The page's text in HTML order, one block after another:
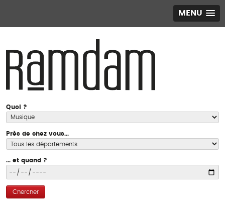
MENU
Quoi ?
Près de chez vous...
... et quand ?
Chercher